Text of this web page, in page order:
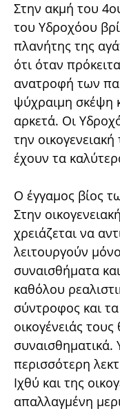
Στην ακμή του
του Υδροχόου
πλανήτης της
ότι όταν
ανατροφή των
ψύχραιμη σκέψη
αρκετά. Οι
την
έχουν τα
Ο έγγαμος βίος
Στην
χρειάζεται να
λειτουργούν
συναισθήματα
καθόλου
σύντροφος και
οικογένειάς τους
συναισθηματικά.
περισσότερη
Ιχθύ και της
απαλλαγμένη